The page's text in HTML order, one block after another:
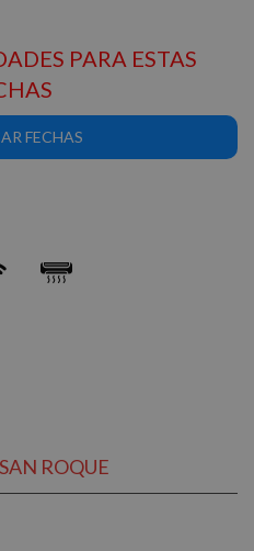
PARA ESTAS
FECHAS
ROQUE